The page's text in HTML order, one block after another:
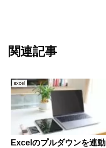
関連記事
excel
Excelのプルダウンを連動